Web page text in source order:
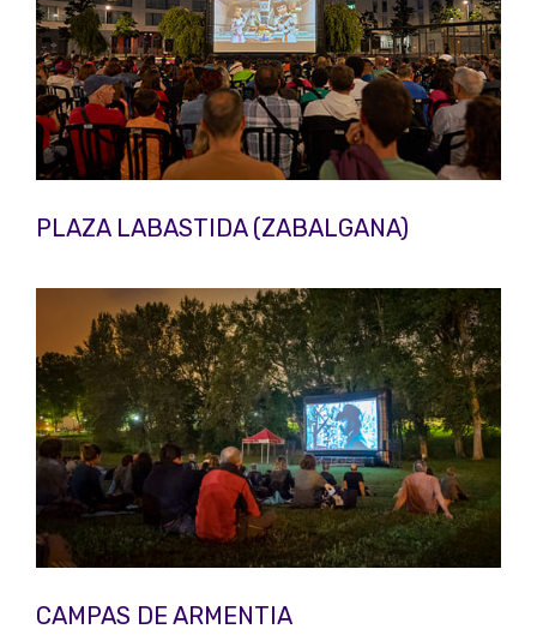
PLAZA LABASTIDA (ZABALGANA)
CAMPAS DE ARMENTIA